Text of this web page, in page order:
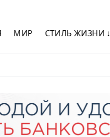
МИР СТИЛЬ ЖИЗНИ ↓